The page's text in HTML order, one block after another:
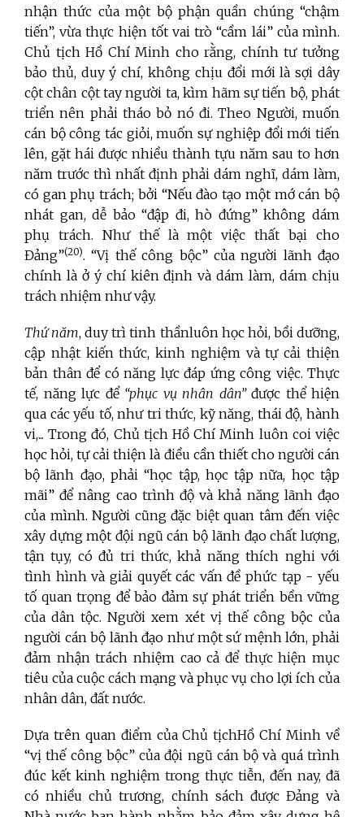
nhận thức của một bộ phận quần chúng “chậm
tiến”, vừa thực hiện tốt vai trò “cầm lái” của mình.
Chủ tịch Hồ Chí Minh cho rằng, chính tư tưởng
bảo thủ, duy ý chí, không chịu đổi mới là sợi dây
cột chân cột tay người ta, kìm hãm sự tiến bộ, phát
triển nên phải tháo bỏ nó đi. Theo Người, muốn
cán bộ công tác giỏi, muốn sự nghiệp đổi mới tiến
lên, gặt hái được nhiều thành tựu năm sau to hơn
năm trước thì nhất định phải dám nghĩ, dám làm,
có gan phụ trách; bởi “Nếu đào tạo một mớ cán bộ
nhát gan, dễ bảo “đập đi, hò đứng” không dám
phụ trách. Như thế là một việc thất bại cho
Đảng”(20). “Vị thế công bộc” của người lãnh đạo
chính là ở ý chí kiên định và dám làm, dám chịu
trách nhiệm như vậy.
Thứ năm, duy trì tinh thầnluôn học hỏi, bồi dưỡng,
cập nhật kiến thức, kinh nghiệm và tự cải thiện
bản thân để có năng lực đáp ứng công việc. Thực
tế, năng lực để “phục vụ nhân dân”được thể hiện
qua các yếu tố, như tri thức, kỹ năng, thái độ, hành
vi,... Trong đó, Chủ tịch Hồ Chí Minh luôn coi việc
học hỏi, tự cải thiện là điều cần thiết cho người cán
bộ lãnh đạo, phải “học tập, học tập nữa, học tập
mãi” để nâng cao trình độ và khả năng lãnh đạo
của mình. Người cũng đặc biệt quan tâm đến việc
xây dựng một đội ngũ cán bộ lãnh đạo chất lượng,
tận tụy, có đủ tri thức, khả năng thích nghi với
tình hình và giải quyết các vấn đề phức tạp - yếu
tố quan trọng để bảo đảm sự phát triển bền vững
của dân tộc. Người xem xét vị thế công bộc của
người cán bộ lãnh đạo như một sứ mệnh lớn, phải
đảm nhận trách nhiệm cao cả để thực hiện mục
tiêu của cuộc cách mạng và phục vụ cho lợi ích của
nhân dân, đất nước.
Dựa trên quan điểm của Chủ tịchHồ Chí Minh về
“vị thế công bộc” của đội ngũ cán bộ và quá trình
đúc kết kinh nghiệm trong thực tiễn, đến nay, đã
có nhiều chủ trương, chính sách được Đảng và